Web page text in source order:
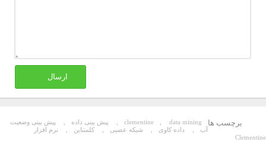
ارسال
برچسب ها clementine data mining پیش بینی داده
پیش بینی وضعیت
آب
داده کاوی شبکه عصبی کلمنتاین
نرم افزار